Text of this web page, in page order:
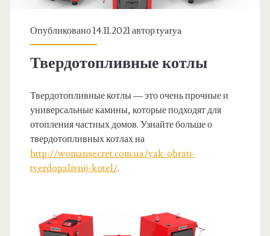
Опубликовано 14.11.2021 авторtyatya
Твердотопливные котлы
Твердотопливные котлы — это очень прочные и
универсальные камины, которые подходят для
отопления частных домов. Узнайте больше о
твердотопливных котлах на
http://womansecret.com.ua/yak-obrati-
tverdopalivnij-kotel/.